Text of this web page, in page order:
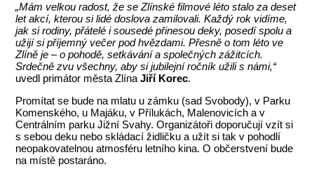
„Mám velkou radost, že se Zlínské filmové léto stalo za deset
let akcí, kterou si lidé doslova zamilovali. Každý rok vidíme,
jak si rodiny, přátelé i sousedé přinesou deky, posedí spolu a
užijí si příjemný večer pod hvězdami. Přesně o tom léto ve
Zlíně je – o pohodě, setkávání a společných zážitcích.
Srdečně zvu všechny, aby si jubilejní ročník užili s námi,“
uvedl primátor města ZlínaJiří Korec.
Promítat se bude na mlatu u zámku (sad Svobody), v Parku
Komenského, u Majáku, v Přílukách, Malenovicích a v
Centrálním parku Jižní Svahy. Organizátoři doporučují vzít si
s sebou deku nebo skládací židličku a užít si tak v pohodlí
neopakovatelnou atmosféru letního kina. O občerstvení bude
na místě postaráno.